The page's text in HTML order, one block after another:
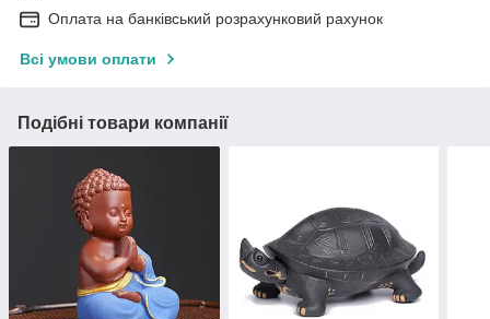
Оплата на банківський розрахунковий рахунок
Всі умови оплати
Подібні товари компанії